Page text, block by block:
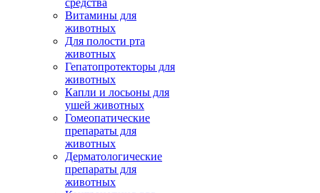
средства
Витамины для
животных
Для полости рта
животных
Гепатопротекторы для
животных
Капли и лосьоны для
ушей животных
Гомеопатические
препараты для
животных
Дерматологические
препараты для
животных